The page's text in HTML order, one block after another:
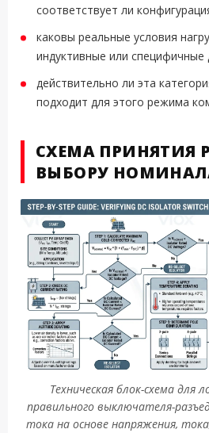
соответствует ли
каковы реальные условия
индуктивные или специфичные
действительно ли эта
подходит для этого режима
СХЕМА ПРИНЯТИЯ
ВЫБОРУ
Техническая блок-схема для
правильного выключателя-
тока на основе напряжения,